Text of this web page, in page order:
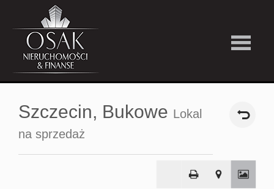
Kup
Strefa
Szczecin, Bukowe Lokal
na sprzedaż